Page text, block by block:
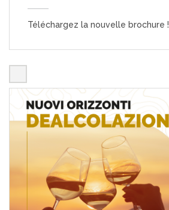
Téléchargez la nouvelle brochure !